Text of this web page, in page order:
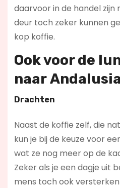
daarvoor in de handel zijn
deur toch zeker kunnen
kop koffie.
Ook voor de
naar
Drachten
Naast de koffie zelf, die
kun je bij de keuze voor
wat ze nog meer op de
Zeker als je een dagje uit
mens toch ook